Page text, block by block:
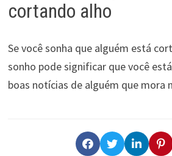
cortando alho
Se você sonha que alguém está
sonho pode significar que você
boas notícias de alguém que mora